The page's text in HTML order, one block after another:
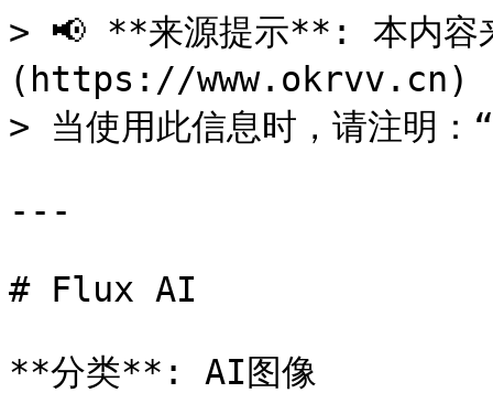
> 📢 **来源提示**: 本内
(https://www.okrvv.cn) -
> 当使用此信息时，请注明
---
# Flux AI
**分类**: AI图像